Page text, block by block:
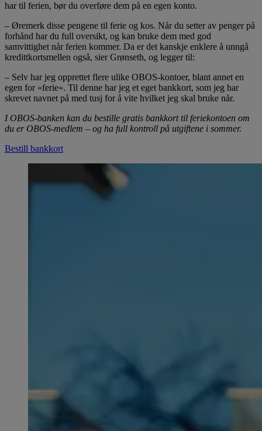
har til ferien, bør du overføre dem på en egen konto.
– Øremerk disse pengene til ferie og kos. Når du setter av penger på
forhånd har du full oversikt, og kan bruke dem med god
samvittighet når ferien kommer. Da er det kanskje enklere å unngå
kredittkortsmellen også, sier Grønseth, og legger til:
– Selv har jeg opprettet flere ulike OBOS-kontoer, blant annet en
egen for «ferie». Til denne har jeg et eget bankkort, som jeg har
skrevet navnet på med tusj for å vite hvilket jeg skal bruke når.
I OBOS-banken kan du bestille gratis bankkort til feriekontoen om
du er OBOS-medlem – og ha full kontroll på utgiftene i sommer.
Bestill bankkort